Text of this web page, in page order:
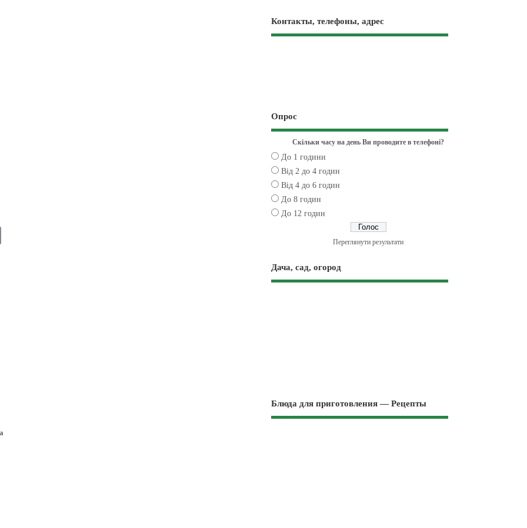
Контакты, телефоны, адрес
Опрос
Скільки часу на день Ви проводите в телефоні?
До 1 години
Від 2 до 4 годин
Від 4 до 6 годин
До 8 годин
До 12 годин
Переглянути результати
Дача, сад, огород
Блюда для приготовления — Рецепты